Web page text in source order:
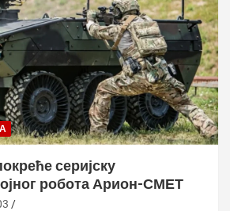
серијску
робота Арион-СМЕТ